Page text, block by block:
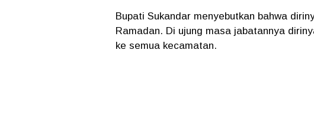
Bupati Sukandar menyebutkan bahwa
Ramadan. Di ujung masa jabatannya
ke semua kecamatan.